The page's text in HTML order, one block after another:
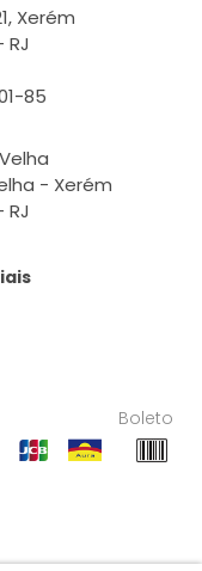
Xerém
85
- Xerém
Boleto